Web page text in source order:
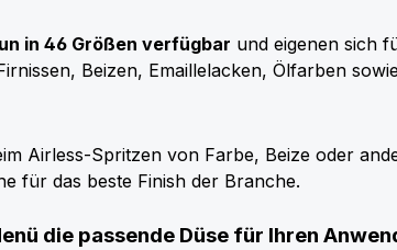
in 46 Größen verfügbar und eigenen sich
Beizen, Emaillelacken, Ölfarben
Airless-Spritzen von Farbe, Beize oder
für das beste Finish der Branche.
die passende Düse für Ihren